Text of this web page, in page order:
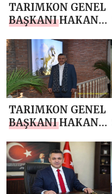
TARIMKON GENEL
BAŞKANI HAKAN
KADİR GECESİ
MESAJI
TARIMKON GENEL
BAŞKANI HAKAN
BERAT KANDİLİ
MESAJI